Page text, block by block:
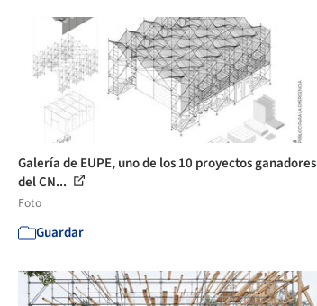
Galería de EUPE, uno de los 10 proyectos ganadores
del CN...
Foto
Guardar